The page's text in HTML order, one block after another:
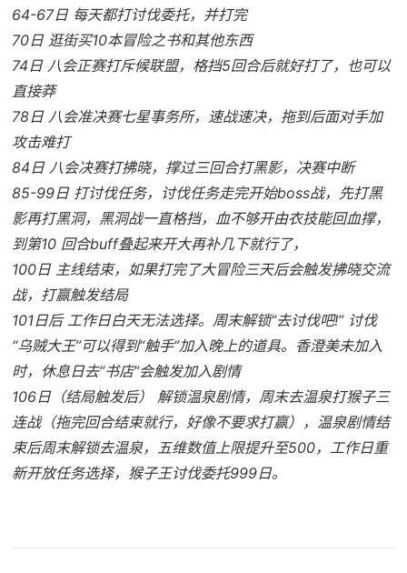
64-67日 每天都打讨伐委托，并打完
70日 逛街买10本冒险之书和其他东西
74日 八会正赛打斥候联盟，格挡5回合后就好打了，也可以
直接莽
78日 八会准决赛七星事务所，速战速决，拖到后面对手加
攻击难打
84日 八会决赛打拂晓，撑过三回合打黑影，决赛中断
85-99日 打讨伐任务，讨伐任务走完开始boss战，先打黑
影再打黑洞，黑洞战一直格挡，血不够开由衣技能回血撑，
到第10 回合buff叠起来开大再补几下就行了，
100日 主线结束，如果打完了大冒险三天后会触发拂晓交流
战，打赢触发结局
101日后 工作日白天无法选择。周末解锁“去讨伐吧!” 讨伐
“乌贼大王”可以得到“触手”加入晚上的道具。香澄美未加入
时，休息日去“书店”会触发加入剧情
106日（结局触发后） 解锁温泉剧情，周末去温泉打猴子三
连战（拖完回合结束就行，好像不要求打赢），温泉剧情结
束后周末解锁去温泉，五维数值上限提升至500，工作日重
新开放任务选择，猴子王讨伐委托999日。